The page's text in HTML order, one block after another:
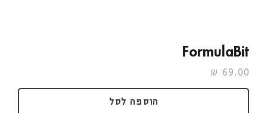
FormulaBit
מחיר
הוספה לסל